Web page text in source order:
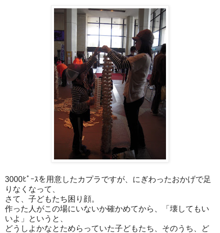
3000ﾋﾟｰｽを用意したカプラですが、にぎわったおかげで足
りなくなって、
さて、子どもたち困り顔。
作った人がこの場にいないか確かめてから、「壊してもい
いよ」というと、
どうしよかなとためらっていた子どもたち、そのうち、ど